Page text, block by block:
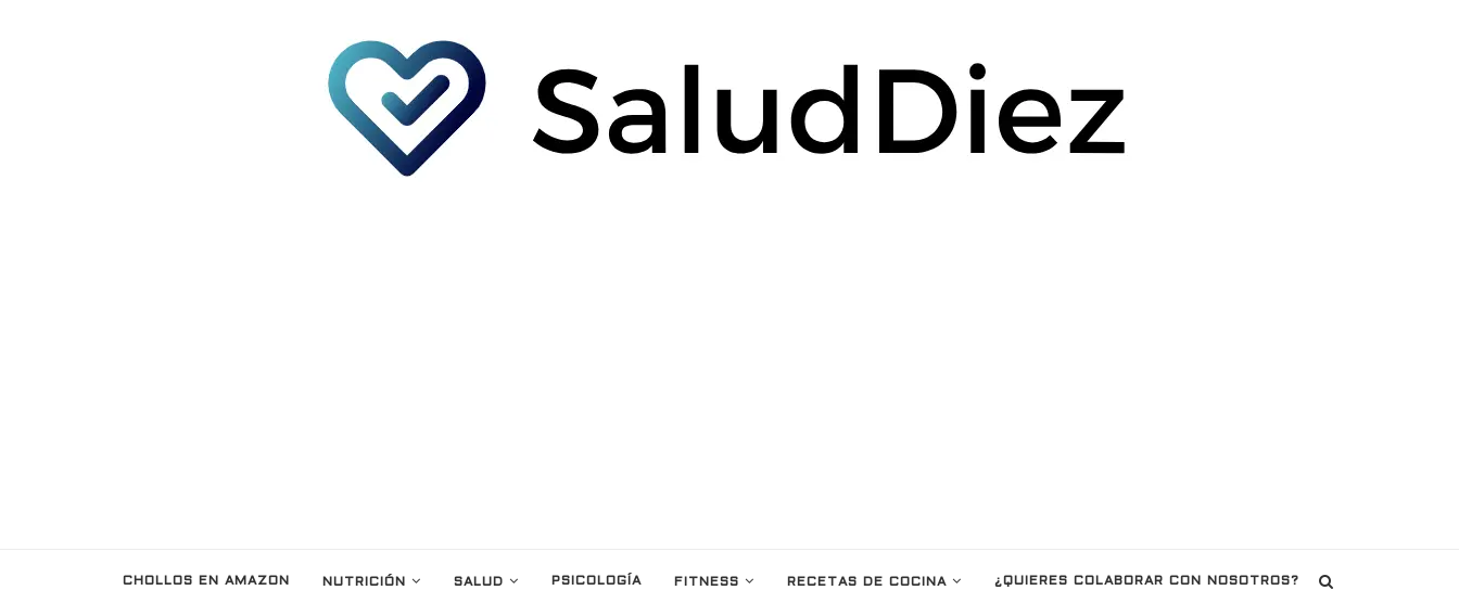
CHOLLOS EN AMAZON NUTRICIÓN SALUD PSICOLOGÍA FITNESS RECETAS DE COCINA ¿QUIERES COLABORAR CON NOSOTROS?